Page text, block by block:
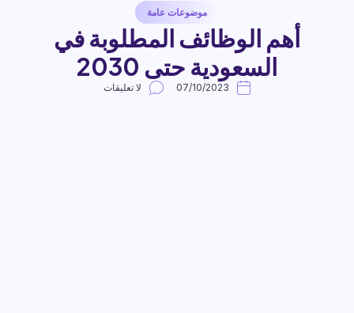
موضوعات عامة
أهم الوظائف المطلوبة في
السعودية حتى 2030
07/10/2023 لا تعليقات